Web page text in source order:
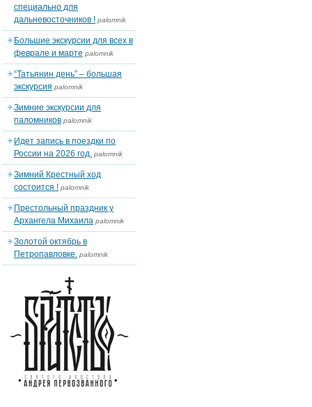
специально для
дальневосточников ! palomnik
Большие экскурсии для всех в
феврале и марте palomnik
“Татьянин день” – большая
экскурсия palomnik
Зимние экскурсии для
паломников palomnik
Идет запись в поездки по
России на 2026 год. palomnik
Зимний Крестный ход
состоится ! palomnik
Престольный праздник у
Архангела Михаила palomnik
Золотой октябрь в
Петропавловке. palomnik